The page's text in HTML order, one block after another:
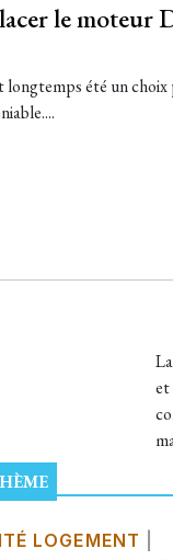
le moteur
longtemps été un
et
LOGEMENT